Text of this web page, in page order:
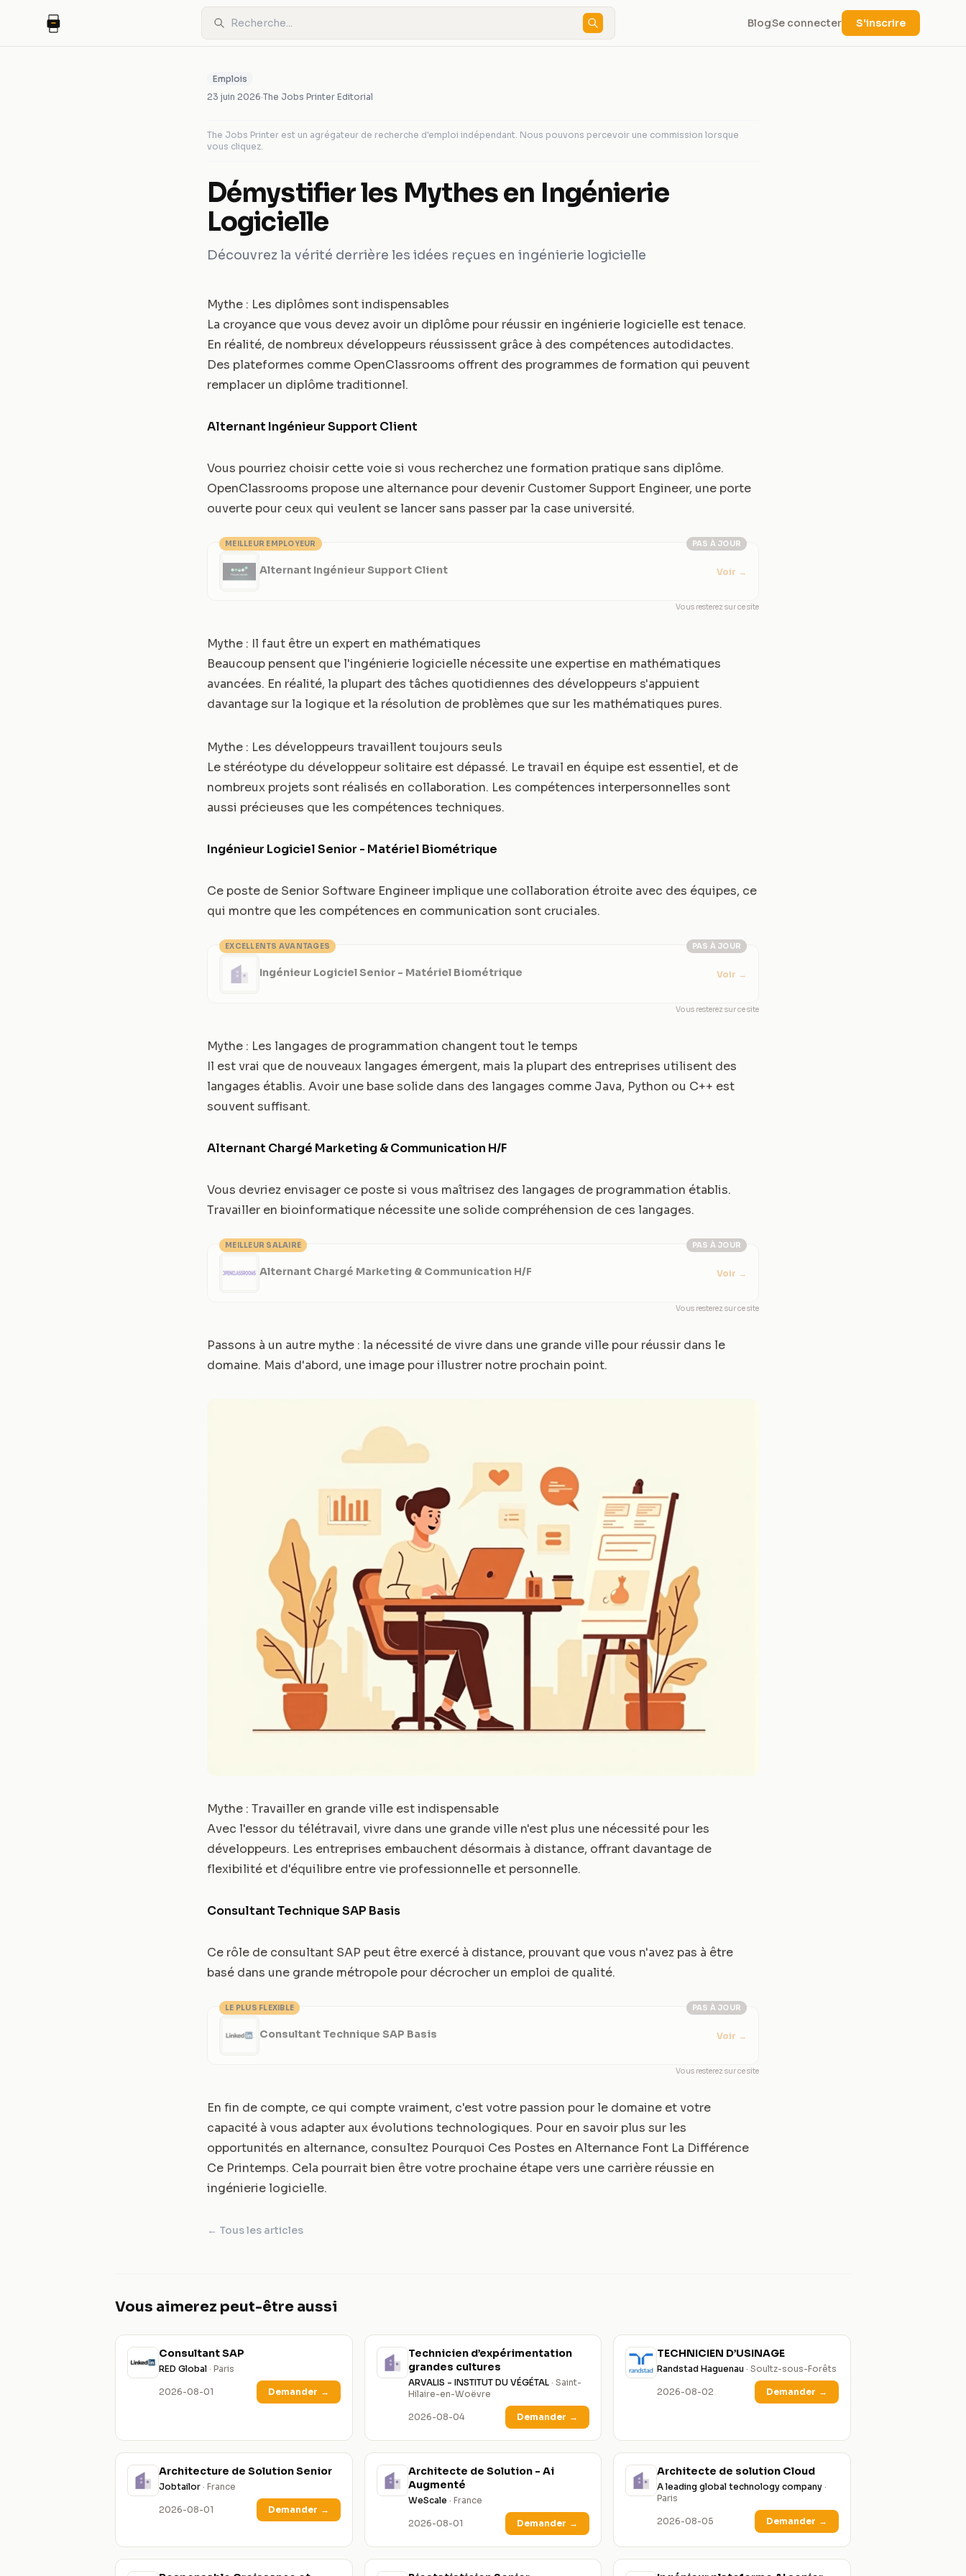
BlogSe connecter S'inscrire
Emplois
23 juin 2026·The Jobs Printer Editorial
The Jobs Printer est un agrégateur de recherche d'emploi indépendant. Nous pouvons percevoir une commission lorsque
vous cliquez.
Démystifier les Mythes en Ingénierie
Logicielle
Découvrez la vérité derrière les idées reçues en ingénierie logicielle
Mythe : Les diplômes sont indispensables
La croyance que vous devez avoir un diplôme pour réussir en ingénierie logicielle est tenace.
En réalité, de nombreux développeurs réussissent grâce à des compétences autodidactes.
Des plateformes comme OpenClassrooms offrent des programmes de formation qui peuvent
remplacer un diplôme traditionnel.
Alternant Ingénieur Support Client
Vous pourriez choisir cette voie si vous recherchez une formation pratique sans diplôme.
OpenClassrooms propose une alternance pour devenir Customer Support Engineer, une porte
ouverte pour ceux qui veulent se lancer sans passer par la case université.
PAS À JOUR
MEILLEUR EMPLOYEUR
Alternant Ingénieur Support Client Voir →
Vous resterez sur ce site
Mythe : Il faut être un expert en mathématiques
Beaucoup pensent que l'ingénierie logicielle nécessite une expertise en mathématiques
avancées. En réalité, la plupart des tâches quotidiennes des développeurs s'appuient
davantage sur la logique et la résolution de problèmes que sur les mathématiques pures.
Mythe : Les développeurs travaillent toujours seuls
Le stéréotype du développeur solitaire est dépassé. Le travail en équipe est essentiel, et de
nombreux projets sont réalisés en collaboration. Les compétences interpersonnelles sont
aussi précieuses que les compétences techniques.
Ingénieur Logiciel Senior - Matériel Biométrique
Ce poste de Senior Software Engineer implique une collaboration étroite avec des équipes, ce
qui montre que les compétences en communication sont cruciales.
PAS À JOUR
EXCELLENTS AVANTAGES
Ingénieur Logiciel Senior - Matériel Biométrique Voir →
Vous resterez sur ce site
Mythe : Les langages de programmation changent tout le temps
Il est vrai que de nouveaux langages émergent, mais la plupart des entreprises utilisent des
langages établis. Avoir une base solide dans des langages comme Java, Python ou C++ est
souvent suffisant.
Alternant Chargé Marketing & Communication H/F
Vous devriez envisager ce poste si vous maîtrisez des langages de programmation établis.
Travailler en bioinformatique nécessite une solide compréhension de ces langages.
PAS À JOUR
MEILLEUR SALAIRE
Alternant Chargé Marketing & Communication H/F Voir →
Vous resterez sur ce site
Passons à un autre mythe : la nécessité de vivre dans une grande ville pour réussir dans le
domaine. Mais d'abord, une image pour illustrer notre prochain point.
Mythe : Travailler en grande ville est indispensable
Avec l'essor du télétravail, vivre dans une grande ville n'est plus une nécessité pour les
développeurs. Les entreprises embauchent désormais à distance, offrant davantage de
flexibilité et d'équilibre entre vie professionnelle et personnelle.
Consultant Technique SAP Basis
Ce rôle de consultant SAP peut être exercé à distance, prouvant que vous n'avez pas à être
basé dans une grande métropole pour décrocher un emploi de qualité.
PAS À JOUR
LE PLUS FLEXIBLE
Consultant Technique SAP Basis Voir →
Vous resterez sur ce site
En fin de compte, ce qui compte vraiment, c'est votre passion pour le domaine et votre
capacité à vous adapter aux évolutions technologiques. Pour en savoir plus sur les
opportunités en alternance, consultez Pourquoi Ces Postes en Alternance Font La Différence
Ce Printemps. Cela pourrait bien être votre prochaine étape vers une carrière réussie en
ingénierie logicielle.
← Tous les articles
Vous aimerez peut-être aussi
Consultant SAP
RED Global · Paris
2026-08-01 Demander →
Technicien d’expérimentation
grandes cultures
ARVALIS - INSTITUT DU VÉGÉTAL· Saint-
Hilaire-en-Woëvre
2026-08-04 Demander →
TECHNICIEN D’USINAGE
Randstad Haguenau · Soultz-sous-Forêts
2026-08-02 Demander →
Architecture de Solution Senior
Jobtailor · France
2026-08-01 Demander →
Architecte de Solution - Ai
Augmenté
WeScale · France
2026-08-01 Demander →
Architecte de solution Cloud
A leading global technology company ·
Paris
2026-08-05 Demander →